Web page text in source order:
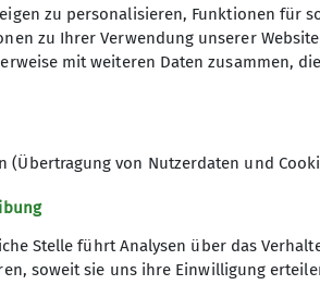
Voralpen
oberhalb der Waldgrenze, z.
werden:
zu personalisieren, Funktionen für
zu Ihrer Verwendung unserer
mit weiteren Daten zusammen,
(Übertragung von Nutzerdaten und
Stelle führt Analysen über das
soweit sie uns ihre Einwilligung